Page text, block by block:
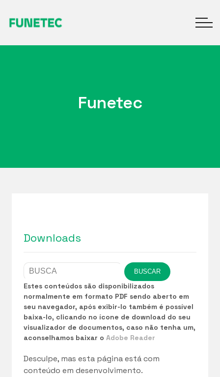
Funetec
Downloads
Estes conteúdos são disponibilizados
normalmente em formato PDF sendo aberto em
seu navegador, após exibir-lo também é possível
baixa-lo, clicando no ícone de download do seu
visualizador de documentos, caso não tenha um,
aconselhamos baixar o Adobe Reader
Desculpe, mas esta página está com
conteúdo em desenvolvimento.